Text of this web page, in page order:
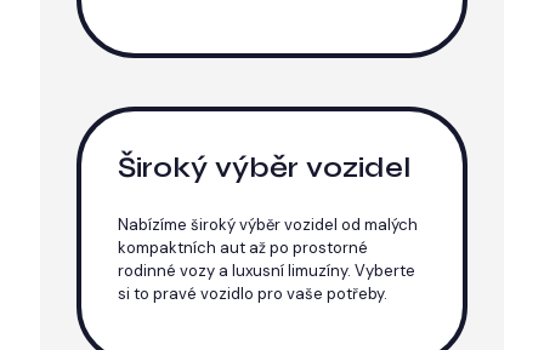
Široký výběr vozidel
Nabízíme široký výběr vozidel od malých
kompaktních aut až po prostorné
rodinné vozy a luxusní limuzíny. Vyberte
si to pravé vozidlo pro vaše potřeby. ​